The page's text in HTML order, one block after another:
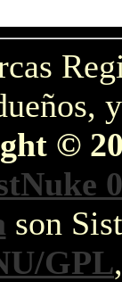
©
son
GPL